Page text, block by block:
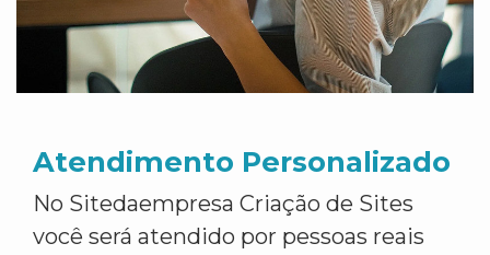
Atendimento Personalizado
No Sitedaempresa Criação de Sites
você será atendido por pessoas reais